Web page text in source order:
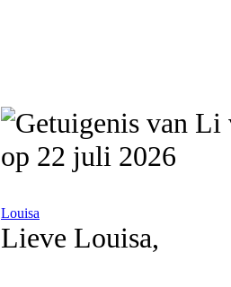
op 22 juli 2026
Louisa
Lieve Louisa,